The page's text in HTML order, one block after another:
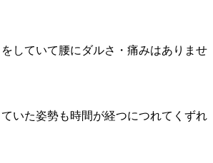
していて腰にダルさ・痛みはありませ
いた姿勢も時間が経つにつれてくずれ